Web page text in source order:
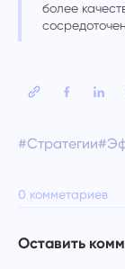
более
#Стратегии
0 комметариев
Оставить